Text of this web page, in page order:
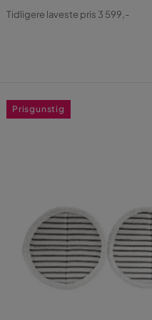
Pris
Original
Tidligere laveste pris 3 599,-
Prisgunstig